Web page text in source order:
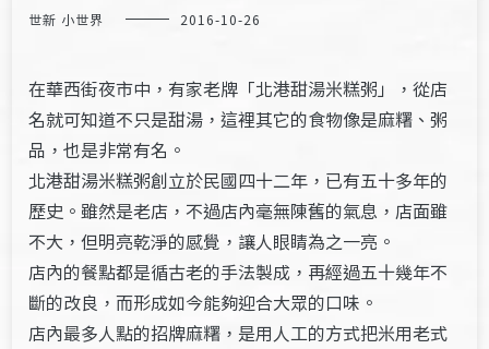
世新 小世界 2016-10-26
在華西街夜市中，有家老牌「北港甜湯米糕粥」，從店
名就可知道不只是甜湯，這裡其它的食物像是麻糬、粥
品，也是非常有名。
北港甜湯米糕粥創立於民國四十二年，已有五十多年的
歷史。雖然是老店，不過店內毫無陳舊的氣息，店面雖
不大，但明亮乾淨的感覺，讓人眼睛為之一亮。
店內的餐點都是循古老的手法製成，再經過五十幾年不
斷的改良，而形成如今能夠迎合大眾的口味。
店內最多人點的招牌麻糬，是用人工的方式把米用老式